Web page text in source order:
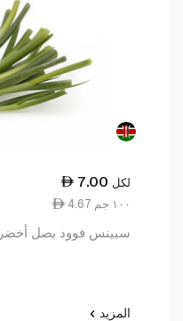
7.00 لكل
4.67 ١٠٠ جم
سبينس فوود بصل أخضر 150 غرام
المزيد